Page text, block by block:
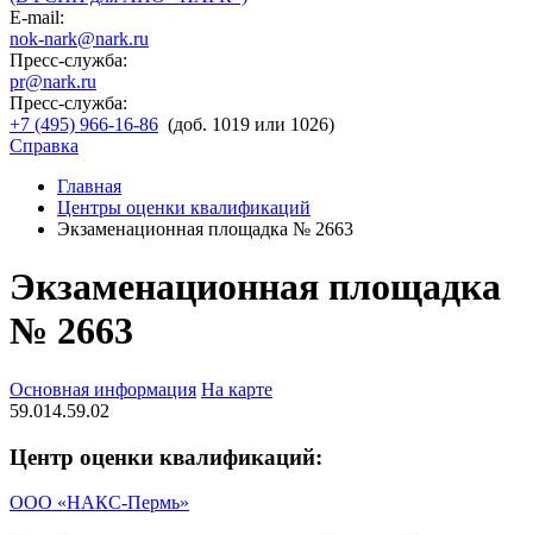
E-mail:
nok-nark@nark.ru
Пресс-служба:
pr@nark.ru
Пресс-служба:
+7 (495) 966-16-86 (доб. 1019 или 1026)
Справка
Главная
Центры оценки квалификаций
Экзаменационная площадка № 2663
Экзаменационная площадка
№ 2663
Основная информация На карте
59.014.59.02
Центр оценки квалификаций:
ООО «НАКС-Пермь»